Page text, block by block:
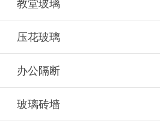
教堂玻璃
压花玻璃
办公隔断
玻璃砖墙